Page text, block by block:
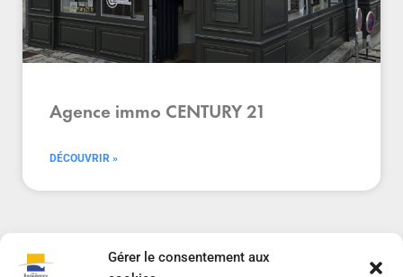
Gérer le consentement aux
Agence immo CENTURY 21
DÉCOUVRIR »